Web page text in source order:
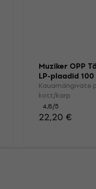
Muziker OPP
LP-plaadid 100
Kauamängivate
kott/karp
4,8/5
22,20 €